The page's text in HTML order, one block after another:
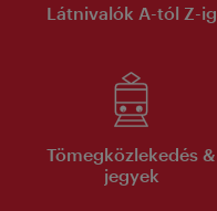
Látnivalók A-tól Z-ig
Tömegközlekedés &
jegyek